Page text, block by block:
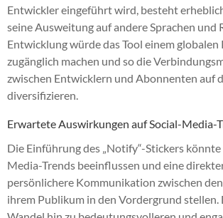
Entwickler eingeführt wird, besteht
seine Ausweitung auf andere Sprachen und
Entwicklung würde das Tool einem
zugänglich machen und so die
zwischen Entwicklern und Abonnenten auf
diversifizieren.
Erwartete Auswirkungen auf Social-Media-
Die Einführung des „Notify“-Stickers
Media-Trends beeinflussen und eine
persönlichere Kommunikation zwischen
ihrem Publikum in den Vordergrund stellen.